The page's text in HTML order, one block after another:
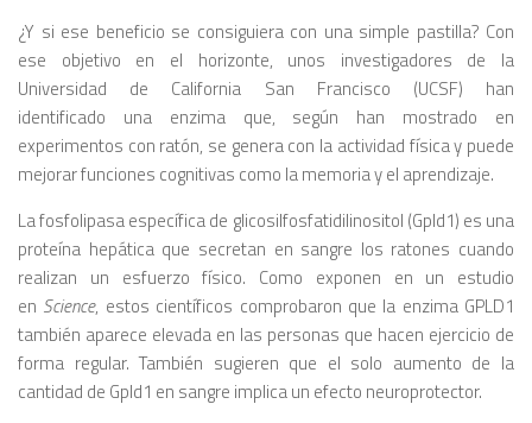
¿Y si ese beneficio se consiguiera con una simple pastilla? Con
ese objetivo en el horizonte, unos investigadores de la
Universidad de California San Francisco (UCSF) han
identificado una enzima que, según han mostrado en
experimentos con ratón, se genera con la actividad física y puede
mejorar funciones cognitivas como la memoria y el aprendizaje.
La fosfolipasa específica de glicosilfosfatidilinositol (Gpld1) es una
proteína hepática que secretan en sangre los ratones cuando
realizan un esfuerzo físico. Como exponen en un estudio
en Science, estos científicos comprobaron que la enzima GPLD1
también aparece elevada en las personas que hacen ejercicio de
forma regular. También sugieren que el solo aumento de la
cantidad de Gpld1 en sangre implica un efecto neuroprotector.